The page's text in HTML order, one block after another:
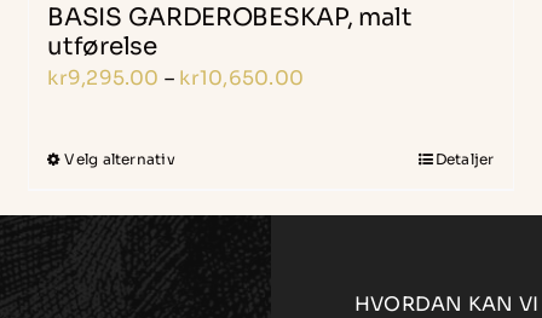
BASIS GARDEROBESKAP, malt
utførelse
kr9,295.00 – kr10,650.00
kr10,650.00
Velg alternativDette
Detaljer
HVORDAN KAN VI